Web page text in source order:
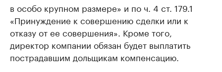
в особо крупном размере» и по ч. 4 ст. 179.1
«Принуждение к совершению сделки или к
отказу от ее совершения». Кроме того,
директор компании обязан будет выплатить
пострадавшим дольщикам компенсацию.